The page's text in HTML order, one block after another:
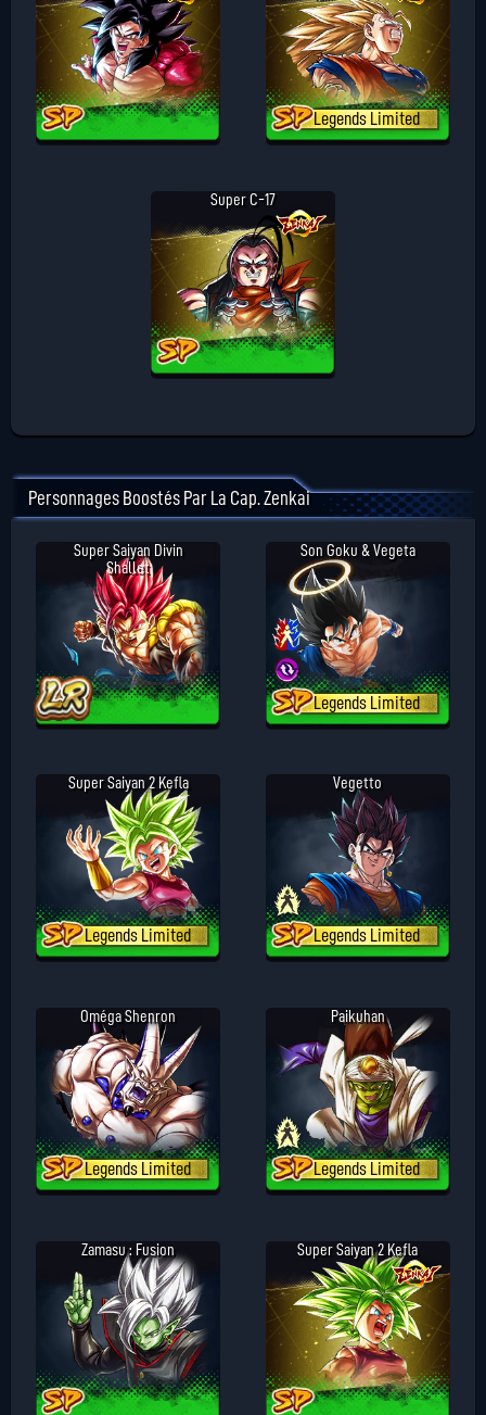
Legends Limited
Super C-17
Personnages Boostés Par La Cap. Zenkai
Super Saiyan Divin
Shallet
Son Goku & Vegeta
Legends Limited
Super Saiyan 2 Kefla
Legends Limited
Vegetto
Legends Limited
Oméga Shenron
Legends Limited
Paikuhan
Legends Limited
Zamasu : Fusion Super Saiyan 2 Kefla